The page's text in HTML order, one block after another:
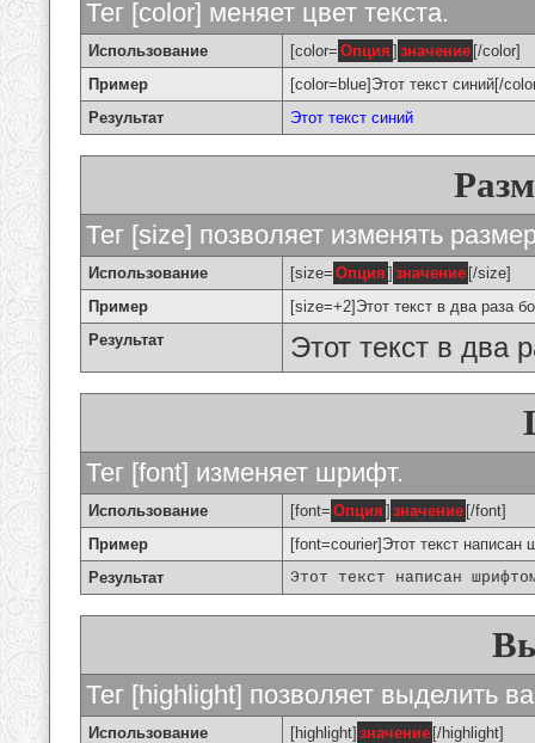
Тег [color] меняет цвет текста.
Использование [color= Опция ] значение [/color]
Пример
[color=blue]Этот текст синий[/
Результат
Этот текст синий
Тег [size] позволяет изменять
Использование [size= Опция ] значение [/size]
Пример
[size=+2]Этот текст в два раза
Результат
Этот текст в два
Тег [font] изменяет шрифт.
Использование [font= Опция ] значение [/font]
Пример
[font=courier]Этот текст
Результат
Этот текст написан
Тег [highlight] позволяет выделить
Использование [highlight] значение [/highlight]